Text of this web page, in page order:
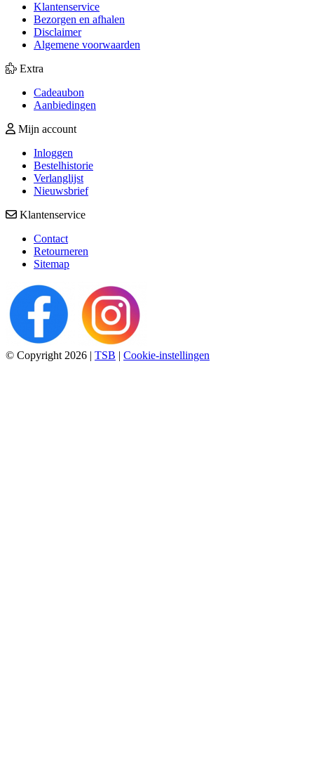
Klantenservice
Bezorgen en afhalen
Disclaimer
Algemene voorwaarden
Extra
Cadeaubon
Aanbiedingen
Mijn account
Inloggen
Bestelhistorie
Verlanglijst
Nieuwsbrief
Klantenservice
Contact
Retourneren
Sitemap
© Copyright 2026 | TSB | Cookie-instellingen